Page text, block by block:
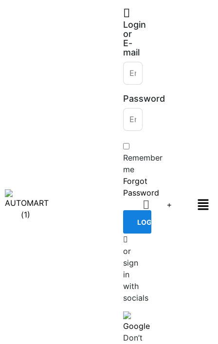
Login
or
E-
mail
Password
Remember
me
Forgot
Password
or
sign
in
with
socials
Google
Don’t